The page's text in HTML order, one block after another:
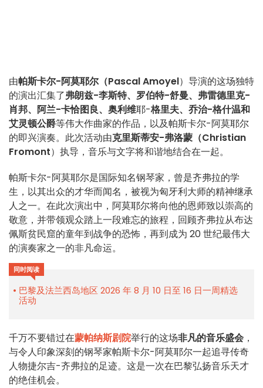
由帕斯卡尔-阿莫耶尔（Pascal Amoyel）导演的这场独特
的演出汇集了弗朗兹-李斯特、罗伯特-舒曼、弗雷德里克-
肖邦、阿兰-卡恰图良、奥利维耶-格里夫、乔治-格什温和
艾灵顿公爵等伟大作曲家的作品，以及帕斯卡尔-阿莫耶尔
的即兴演奏。此次活动由克里斯蒂安-弗洛蒙（Christian
Fromont）执导，音乐与文字将和谐地结合在一起。
帕斯卡尔-阿莫耶尔是国际知名钢琴家，曾是齐弗拉的学
生，以其出众的才华而闻名，被视为匈牙利大师的精神继承
人之一。在此次演出中，阿莫耶尔将向他的恩师致以崇高的
敬意，并带领观众踏上一段难忘的旅程，回顾齐弗拉从布达
佩斯贫民窟的童年到战争的恐怖，再到成为 20 世纪最伟大
的演奏家之一的非凡命运。
同时阅读
巴黎及法兰西岛地区 2026 年 8 月 10 日至 16 日一周精选
活动
千万不要错过在蒙帕纳斯剧院举行的这场非凡的音乐盛会 ，
与令人印象深刻的钢琴家帕斯卡尔-阿莫耶尔一起追寻传奇
人物捷尔吉-齐弗拉的足迹。这是一次在巴黎弘扬音乐天才
的绝佳机会。